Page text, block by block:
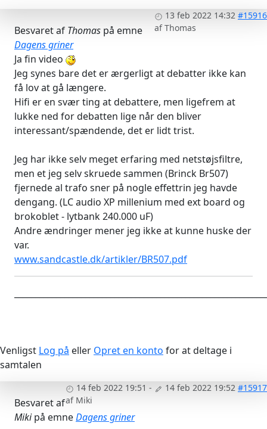
13 feb 2022 14:32 #15916
afThomas
Besvaret af Thomas på emne
Dagens griner
Ja fin video
Jeg synes bare det er ærgerligt at debatter ikke kan
få lov at gå længere.
Hifi er en svær ting at debattere, men ligefrem at
lukke ned for debatten lige når den bliver
interessant/spændende, det er lidt trist.
Jeg har ikke selv meget erfaring med netstøjsfiltre,
men et jeg selv skruede sammen (Brinck Br507)
fjernede al trafo sner på nogle effettrin jeg havde
dengang. (LC audio XP millenium med ext board og
brokoblet - lytbank 240.000 uF)
Andre ændringer mener jeg ikke at kunne huske der
var.
www.sandcastle.dk/artikler/BR507.pdf
Venligst Log på eller Opret en konto for at deltage i
samtalen
14 feb 2022 19:51 - 14 feb 2022 19:52 #15917
af Miki
Besvaret af
Mikipå emneDagens griner